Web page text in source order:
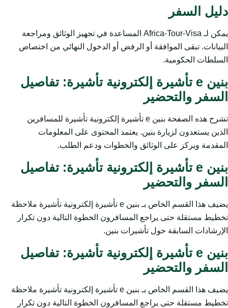
دليل السفر
يمكن لـ Africa-Tour-Visa المساعدة في تجهيز الوثائق ومراجعة
البيانات. تبقى الموافقة أو الرفض أو الدخول النهائي من اختصاص
السلطات الحكومية.
بنين e تأشيرة إلكترونية تأشيرة: تفاصيل
السفر والتحضير
تشرح هذه الصفحة بنين e تأشيرة إلكترونية تأشيرة للمسافرين
الذين يستعدون لزيارة بنين. يعتمد المحتوى على المعلومات
المقدمة ويركز على الوثائق والخطوات ودعم الطلب.
بنين e تأشيرة إلكترونية تأشيرة: تفاصيل
السفر والتحضير
يضيف هذا القسم الخاص بـ بنين e تأشيرة إلكترونية تأشيرة ملاحظة
تخطيط مستقلة حتى يراجع المسافرون الخطوة التالية دون تكرار
الإرشادات السابقة حول تأشيرات بنين.
بنين e تأشيرة إلكترونية تأشيرة: تفاصيل
السفر والتحضير
يضيف هذا القسم الخاص بـ بنين e تأشيرة إلكترونية تأشيرة ملاحظة
تخطيط مستقلة حتى يراجع المسافرون الخطوة التالية دون تكرار